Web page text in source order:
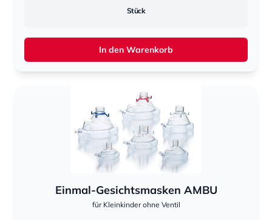
Stück
In den Warenkorb
Einmal-Gesichtsmasken AMBU
für Kleinkinder ohne Ventil